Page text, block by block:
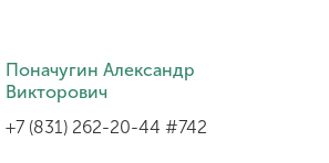
Поначугин Александр
Викторович
+7 (831) 262-20-44 #742